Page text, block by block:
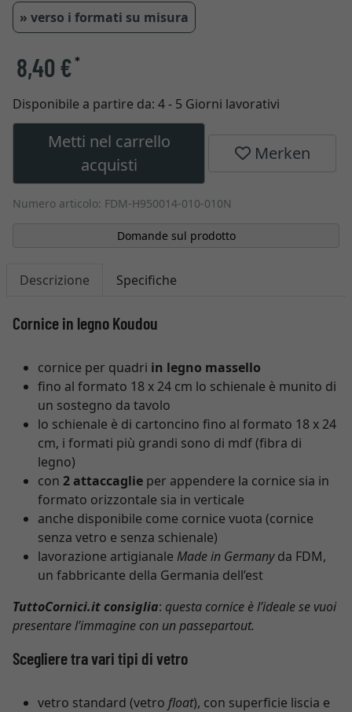
» verso i formati su misura
8,40 €*
Disponibile a partire da: 4 - 5 Giorni lavorativi
Metti nel carrello
acquisti
Merken
Numero articolo: FDM-H950014-010-010N
Domande sul prodotto
Descrizione Specifiche
Cornice in legno Koudou
cornice per quadri in legno massello
fino al formato 18 x 24 cm lo schienale è munito di
un sostegno da tavolo
lo schienale è di cartoncino fino al formato 18 x 24
cm, i formati più grandi sono di mdf (fibra di
legno)
con 2 attaccaglie per appendere la cornice sia in
formato orizzontale sia in verticale
anche disponibile come cornice vuota (cornice
senza vetro e senza schienale)
lavorazione artigianale Made in Germanyda FDM,
un fabbricante della Germania dell’est
TuttoCornici.it consiglia: questa cornice è l’ideale se vuoi
presentare l’immagine con un passepartout.
Scegliere tra vari tipi di vetro
vetro standard (vetro float), con superficie liscia e